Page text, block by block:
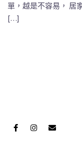
單，越是不容易， 居
[…]